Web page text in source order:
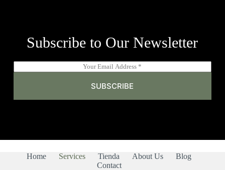
Subscribe to Our Newsletter
m
l
SUBSCRIBE
Home Services Tienda About Us
Blog
Contact